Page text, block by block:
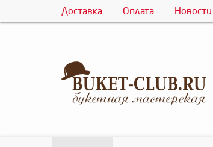
Доставка Оплата Новости